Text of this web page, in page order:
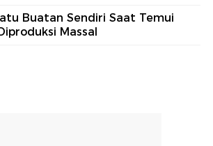
Buatan Sendiri Saat Temui
Massal